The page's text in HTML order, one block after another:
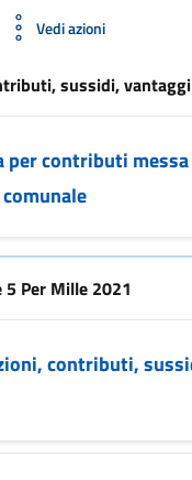
Vedi azioni
sussidi,
per contributi
Per Mille 2021
contributi,